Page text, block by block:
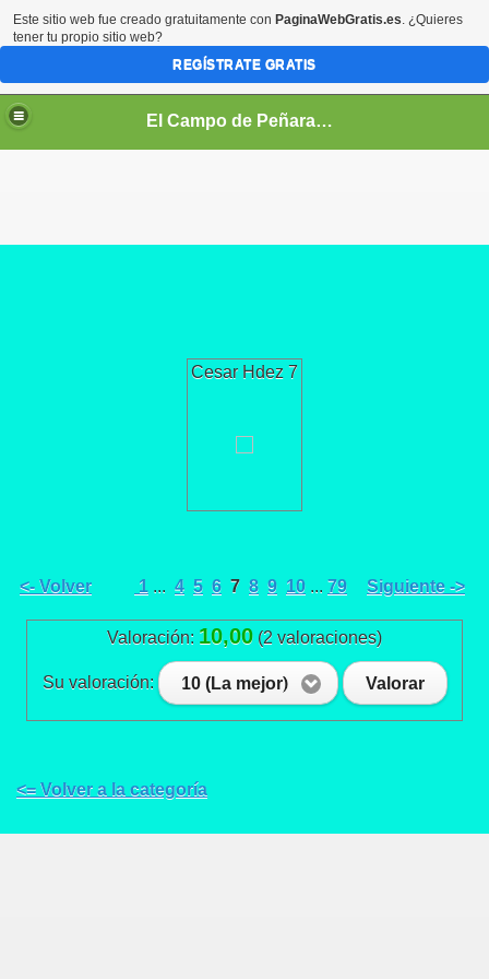
El Campo de Peñaranda (Salamanca)
Cesar Hdez 7
<- Volver 1 ... 4 5 6 7 8 9 10 ... 79 Siguiente ->
Valoración: 10,00 (2 valoraciones)
Su valoración: 10 (La mejor) Valorar
<= Volver a la categoría
Este sitio web fue creado gratuitamente con PaginaWebGratis.es. ¿Quieres
tener tu propio sitio web?
REGÍSTRATE GRATIS